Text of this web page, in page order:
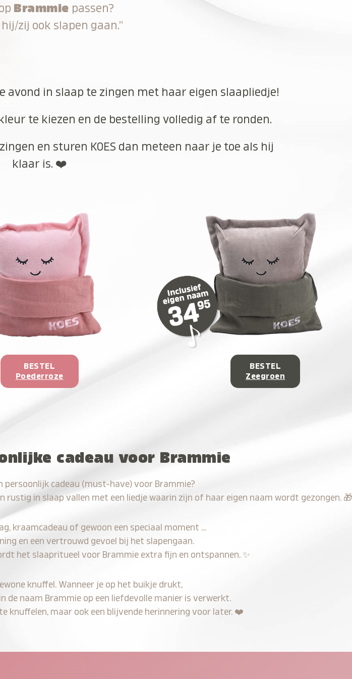
Brammie passen?
zij ook slapen gaan.”
avond in slaap te zingen met haar eigen slaapliedje!
te kiezen en de bestelling volledig af te ronden.
en sturen KOES dan meteen naar je toe als hij
klaar is. ❤️
BESTEL
Poederroze
BESTEL
Zeegroen
cadeau voor Brammie
persoonlijk cadeau (must-have) voor Brammie?
rustig in slaap vallen met een liedje waarin zijn of haar eigen naam wordt gezongen.
kraamcadeau of gewoon een speciaal moment …
en een vertrouwd gevoel bij het slapengaan.
het slaapritueel voor Brammie extra fijn en ontspannen. ✨
knuffel. Wanneer je op het buikje drukt,
de naam Brammie op een liefdevolle manier is verwerkt.
knuffelen, maar ook een blijvende herinnering voor later. ❤️